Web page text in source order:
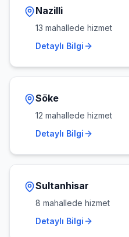
Nazilli
13 mahallede hizmet
Detaylı Bilgi
Söke
12 mahallede hizmet
Detaylı Bilgi
Sultanhisar
8 mahallede hizmet
Detaylı Bilgi